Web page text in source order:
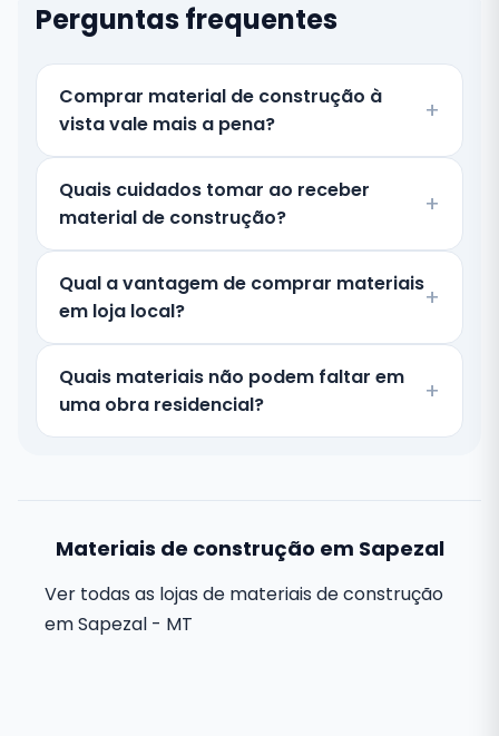
Perguntas frequentes
Comprar material de construção à
vista vale mais a pena?
Quais cuidados tomar ao receber
material de construção?
Qual a vantagem de comprar materiais
em loja local?
Quais materiais não podem faltar em
uma obra residencial?
Materiais de construção em Sapezal
Ver todas as lojas de materiais de construção
em Sapezal - MT